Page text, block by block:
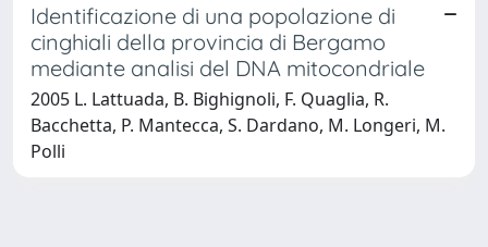
Identificazione di una popolazione di
cinghiali della provincia di Bergamo
mediante analisi del DNA mitocondriale
2005 L. Lattuada, B. Bighignoli, F. Quaglia, R.
Bacchetta, P. Mantecca, S. Dardano, M. Longeri, M.
Polli